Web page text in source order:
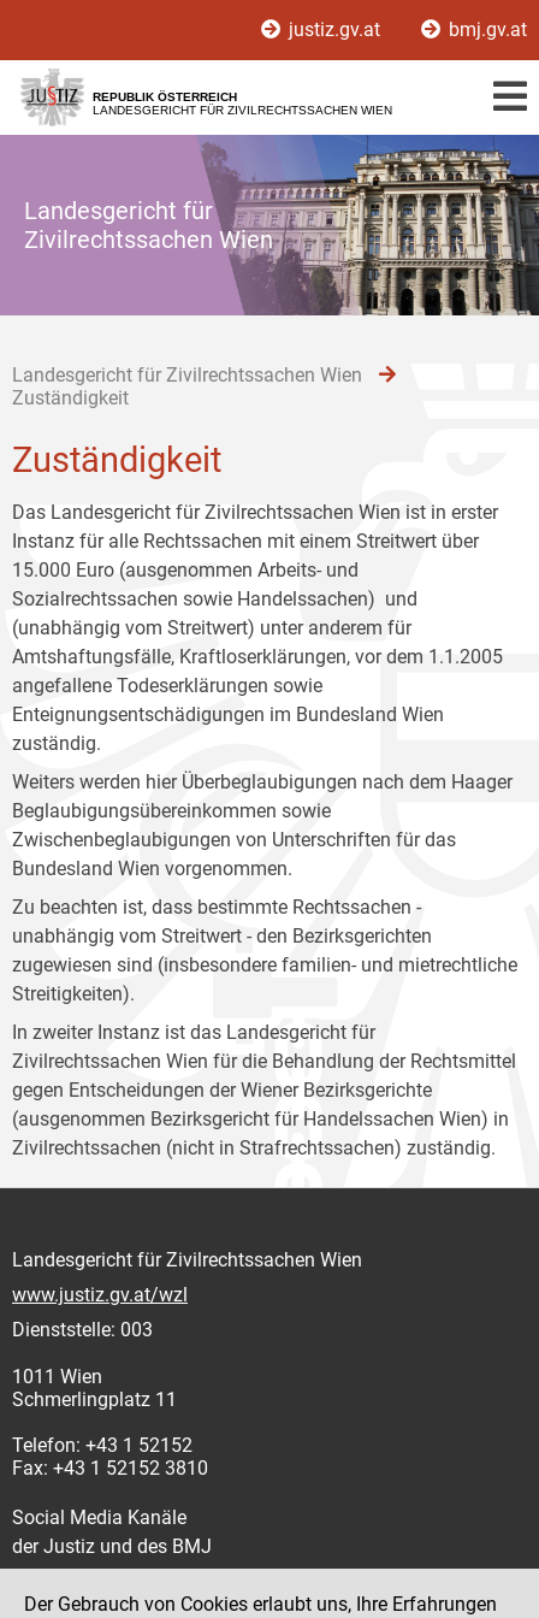
[1]
[2]
[3]
justiz.gv.at bmj.gv.at
REPUBLIK ÖSTERREICH
LANDESGERICHT FÜR ZIVILRECHTSSACHEN WIEN
Landesgericht für
Zivilrechtssachen Wien
Landesgericht für Zivilrechtssachen Wien
Zuständigkeit
Zuständigkeit
Das Landesgericht für Zivilrechtssachen Wien ist in erster
Instanz für alle Rechtssachen mit einem Streitwert über
15.000 Euro (ausgenommen Arbeits- und
Sozialrechtssachen sowie Handelssachen) und
(unabhängig vom Streitwert) unter anderem für
Amtshaftungsfälle, Kraftloserklärungen, vor dem 1.1.2005
angefallene Todeserklärungen sowie
Enteignungsentschädigungen im Bundesland Wien
zuständig.
Weiters werden hier Überbeglaubigungen nach dem Haager
Beglaubigungsübereinkommen sowie
Zwischenbeglaubigungen von Unterschriften für das
Bundesland Wien vorgenommen.
Zu beachten ist, dass bestimmte Rechtssachen -
unabhängig vom Streitwert - den Bezirksgerichten
zugewiesen sind (insbesondere familien- und mietrechtliche
Streitigkeiten).
In zweiter Instanz ist das Landesgericht für
Zivilrechtssachen Wien für die Behandlung der Rechtsmittel
gegen Entscheidungen der Wiener Bezirksgerichte
(ausgenommen Bezirksgericht für Handelssachen Wien) in
Zivilrechtssachen (nicht in Strafrechtssachen) zuständig.
Landesgericht für Zivilrechtssachen Wien
www.justiz.gv.at/wzl
Dienststelle: 003
1011 Wien
Schmerlingplatz 11
Telefon: +43 1 52152
Fax: +43 1 52152 3810
Social Media Kanäle
der Justiz und des BMJ
Der Gebrauch von Cookies erlaubt uns, Ihre Erfahrungen